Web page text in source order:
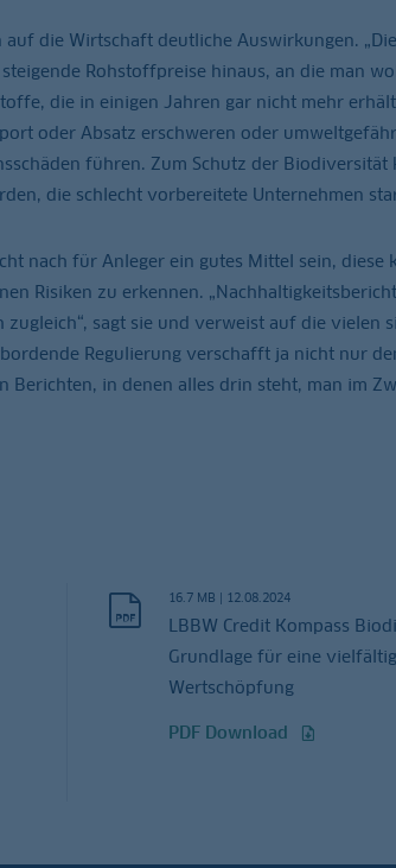
auf die Wirtschaft deutliche Auswirkungen.
Rohstoffpreise hinaus, an die man
die in einigen Jahren gar nicht mehr
oder Absatz erschweren oder
führen. Zum Schutz der
die schlecht vorbereitete Unternehmen
nach für Anleger ein gutes Mittel sein, diese
Risiken zu erkennen.
zugleich“, sagt sie und verweist auf die vielen
Regulierung verschafft ja nicht nur
Berichten, in denen alles drin steht, man im
16.7 MB | 12.08.2024
LBBW Credit Kompass
Grundlage für eine
Wertschöpfung
PDF Download